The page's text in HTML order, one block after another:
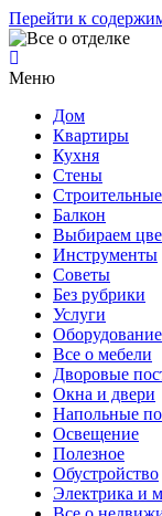
Перейти к
Меню
Дом
Квартиры
Кухня
Стены
Балкон
Выбираем
Инструменты
Советы
Без рубрики
Услуги
Оборудование
Все о мебели
Дворовые
Окна и двери
Напольные
Освещение
Полезное
Обустройство
Электрика и